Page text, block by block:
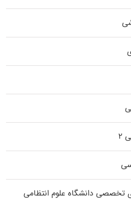
۲
تخصصی داﻧﺸﮕﺎه ﻋﻠﻮم انتظامی